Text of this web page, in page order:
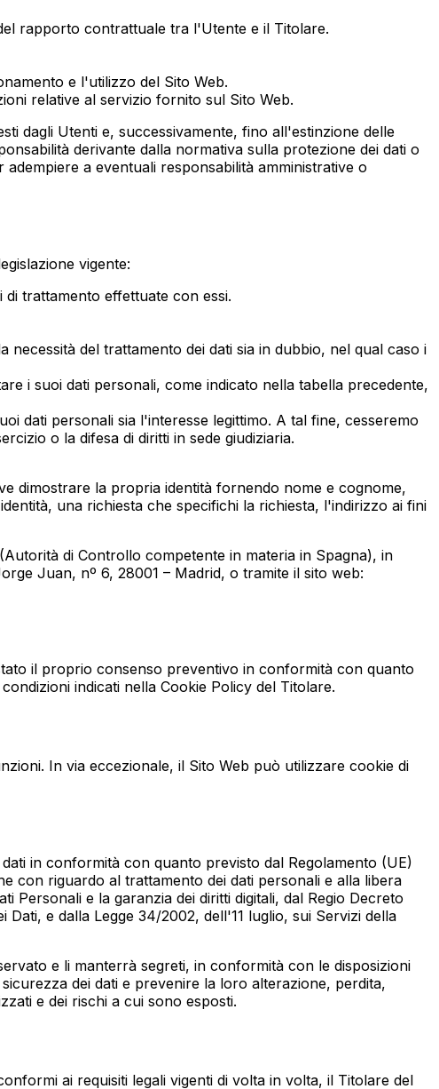
rapporto contrattuale tra l'Utente e il Titolare.
e l'utilizzo del Sito Web.
relative al servizio fornito sul Sito Web.
dagli Utenti e, successivamente, fino all'estinzione delle
derivante dalla normativa sulla protezione dei dati o
a eventuali responsabilità amministrative o
vigente:
trattamento effettuate con essi.
del trattamento dei dati sia in dubbio, nel qual caso i
i suoi dati personali, come indicato nella tabella precedente,
dati personali sia l'interesse legittimo. A tal fine, cesseremo
o la difesa di diritti in sede giudiziaria.
dimostrare la propria identità fornendo nome e cognome,
una richiesta che specifichi la richiesta, l'indirizzo ai fini
di Controllo competente in materia in Spagna), in
Juan, nº 6, 28001 – Madrid, o tramite il sito web:
il proprio consenso preventivo in conformità con quanto
indicati nella Cookie Policy del Titolare.
In via eccezionale, il Sito Web può utilizzare cookie di
in conformità con quanto previsto dal Regolamento (UE)
con riguardo al trattamento dei dati personali e alla libera
Personali e la garanzia dei diritti digitali, dal Regio Decreto
e dalla Legge 34/2002, dell'11 luglio, sui Servizi della
e li manterrà segreti, in conformità con le disposizioni
dei dati e prevenire la loro alterazione, perdita,
e dei rischi a cui sono esposti.
ai requisiti legali vigenti di volta in volta, il Titolare del